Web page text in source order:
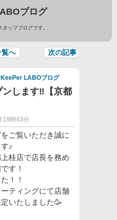
ブログ
ッフブログです。
覧へ 次の記事
KeePer LABOブログ
します‼【京都
19時43分
ご覧いただき誠に
♪
桂店で店長を務め
す！
！！
ティングにて店舗
いたしました🥳